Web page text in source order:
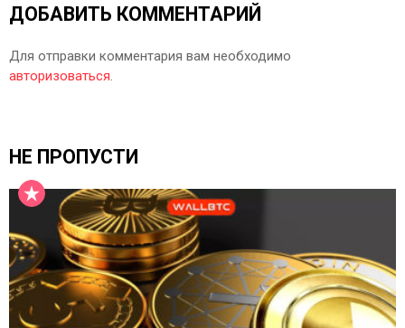
ДОБАВИТЬ КОММЕНТАРИЙ
Для отправки комментария вам необходимо
авторизоваться.
НЕ ПРОПУСТИ